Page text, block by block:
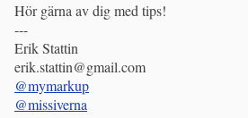
Hör gärna av dig med tips!
---
Erik Stattin
erik.stattin@gmail.com
@mymarkup
@missiverna